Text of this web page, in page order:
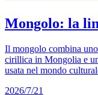
Mongolo: la
Il mongolo combina
cirillica in Mongolia e
usata nel mondo
2026/7/21